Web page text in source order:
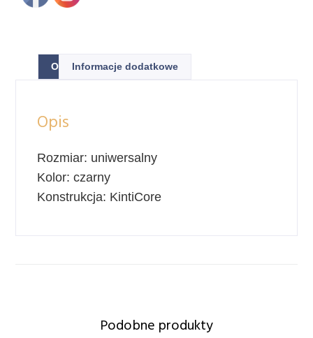
OpisInformacje dodatkowe
Opis
Rozmiar: uniwersalny
Kolor: czarny
Konstrukcja: KintiCore
Podobne produkty